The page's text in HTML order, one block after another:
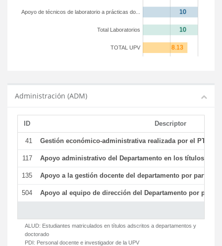
TOTAL UPV
Total Laboratorios
Apoyo de técnicos de laboratorio a prácticas do...
Administración (ADM)
ID Descriptor
41 Gestión económico-administrativa realizada por el PTGAS
117 Apoyo administrativo del Departamento en los títulos de
135 Apoyo a la gestión docente del departamento por parte
504 Apoyo al equipo de dirección del Departamento por parte
ALUD: Estudiantes matriculados en títulos adscritos a departamentos y
doctorado
PDI: Personal docente e investigador de la UPV